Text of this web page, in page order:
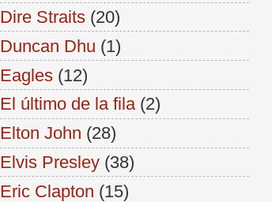
Dire Straits (20)
Duncan Dhu (1)
Eagles (12)
El último de la fila (2)
Elton John (28)
Elvis Presley (38)
Eric Clapton (15)